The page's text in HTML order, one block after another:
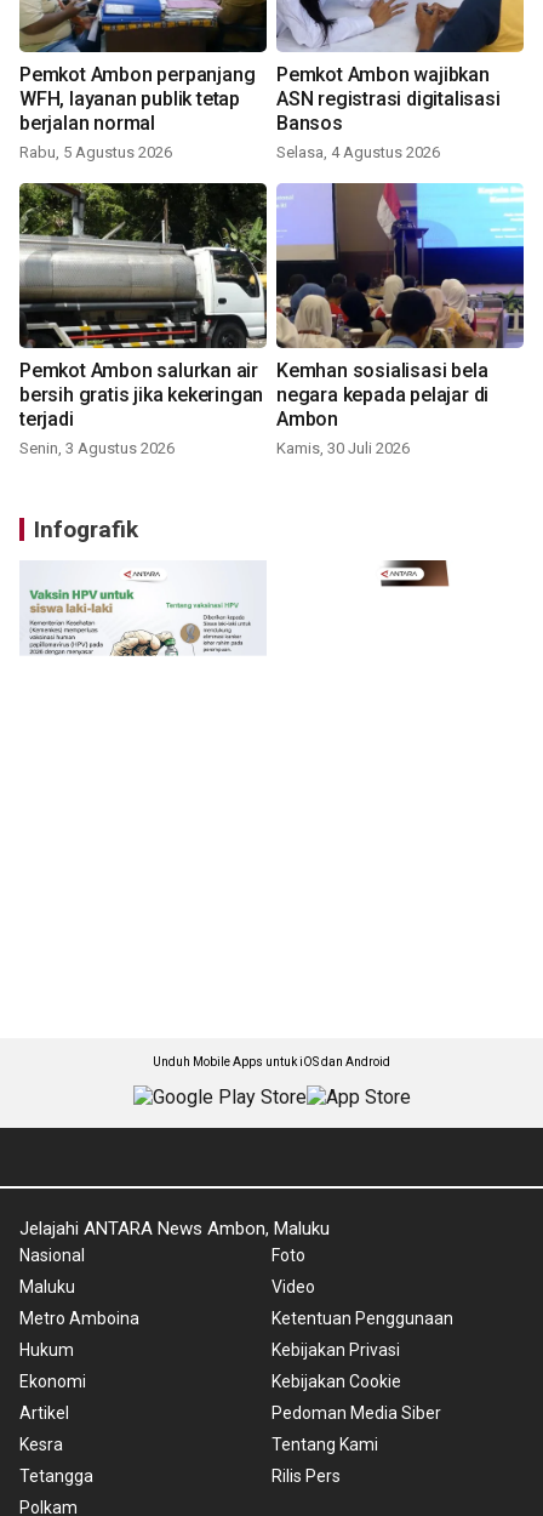
Pemkot Ambon perpanjang
WFH, layanan publik tetap
berjalan normal
Rabu, 5 Agustus 2026
Pemkot Ambon wajibkan
ASN registrasi digitalisasi
Bansos
Selasa, 4 Agustus 2026
Pemkot Ambon salurkan air
bersih gratis jika kekeringan
terjadi
Senin, 3 Agustus 2026
Kemhan sosialisasi bela
negara kepada pelajar di
Ambon
Kamis, 30 Juli 2026
Infografik
Unduh Mobile Apps untuk iOS dan Android
Jelajahi ANTARA News Ambon, Maluku
Nasional
Maluku
Metro Amboina
Hukum
Ekonomi
Artikel
Kesra
Tetangga
Polkam
Foto
Video
Ketentuan Penggunaan
Kebijakan Privasi
Kebijakan Cookie
Pedoman Media Siber
Tentang Kami
Rilis Pers